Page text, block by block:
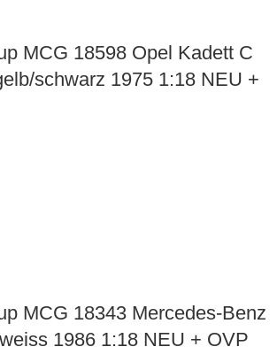
MCG 18598 Opel Kadett C
schwarz 1975 1:18 NEU +
MCG 18343 Mercedes-Benz
1986 1:18 NEU + OVP